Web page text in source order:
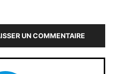
UN COMMENTAIRE